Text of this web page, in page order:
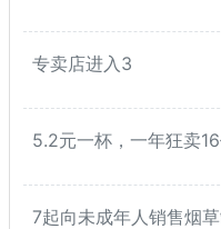
专卖店进入3
5.2元一杯，一年狂卖
7起向未成年人销售烟